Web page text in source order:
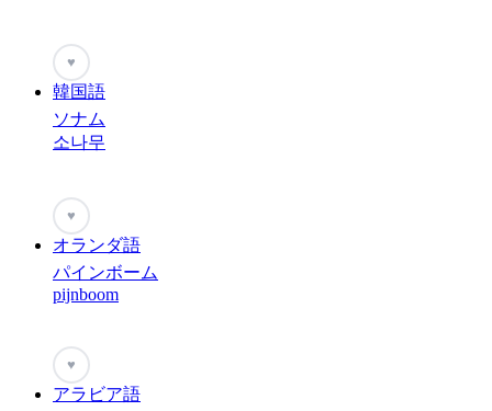
♥
韓国語
ソナム
소나무
♥
オランダ語
パインボーム
pijnboom
♥
アラビア語